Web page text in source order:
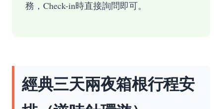
務，Check-in時直接詢問即可。
經典三天兩夜箱根行程安